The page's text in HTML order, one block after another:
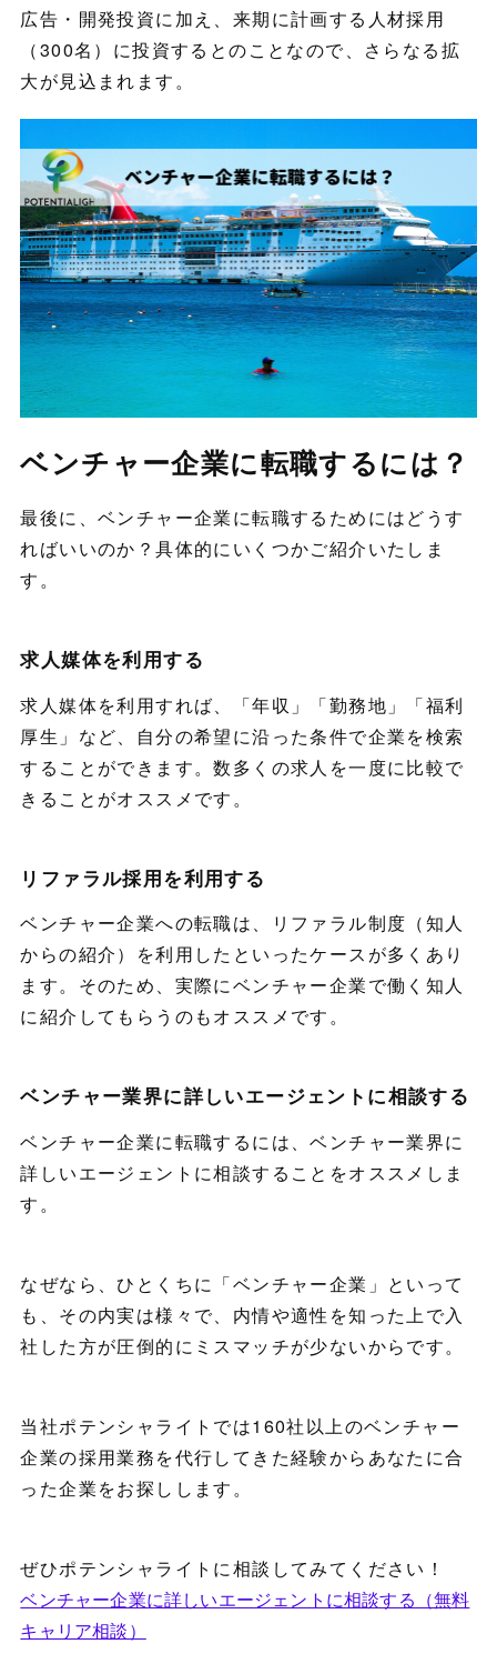
広告・開発投資に加え、来期に計画する人材採用
（300名）に投資するとのことなので、さらなる拡
大が見込まれます。
ベンチャー企業に転職するには？
最後に、ベンチャー企業に転職するためにはどうす
ればいいのか？具体的にいくつかご紹介いたしま
す。
求人媒体を利用する
求人媒体を利用すれば、「年収」「勤務地」「福利
厚生」など、自分の希望に沿った条件で企業を検索
することができます。数多くの求人を一度に比較で
きることがオススメです。
リファラル採用を利用する
ベンチャー企業への転職は、リファラル制度（知人
からの紹介）を利用したといったケースが多くあり
ます。そのため、実際にベンチャー企業で働く知人
に紹介してもらうのもオススメです。
ベンチャー業界に詳しいエージェントに相談する
ベンチャー企業に転職するには、ベンチャー業界に
詳しいエージェントに相談することをオススメしま
す。
なぜなら、ひとくちに「ベンチャー企業」といって
も、その内実は様々で、内情や適性を知った上で入
社した方が圧倒的にミスマッチが少ないからです。
当社ポテンシャライトでは160社以上のベンチャー
企業の採用業務を代行してきた経験からあなたに合
った企業をお探しします。
ぜひポテンシャライトに相談してみてください！
ベンチャー企業に詳しいエージェントに相談する（無料
キャリア相談）